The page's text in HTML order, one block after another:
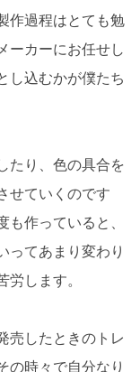
作過程はとても勉
ーカーにお任せし
し込むかが僕たち
たり、色の具合を
せていくのです
作っていると、
ってあまり変わり
します。
売したときのトレ
の時々で自分なり